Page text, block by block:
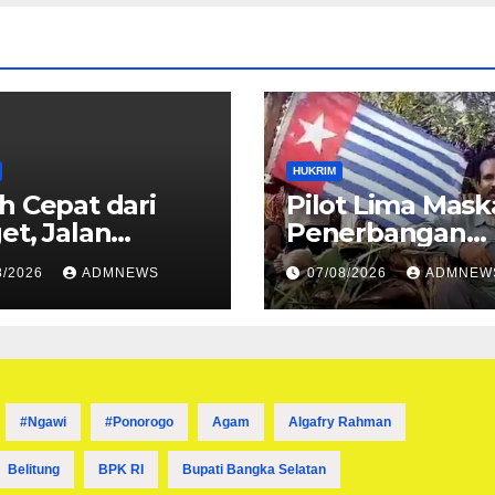
Cepat dari
Jalan
Sungai
Dibuka
2026 ADMNEWS
HUKRIM
Pilot Lima
Penerbangan
Diancam
Mati OPM
07/08/2026
#ngawi #ponorogo Agam Algafry Rahman
Belitung BPK RI Bupati Bangka Selatan